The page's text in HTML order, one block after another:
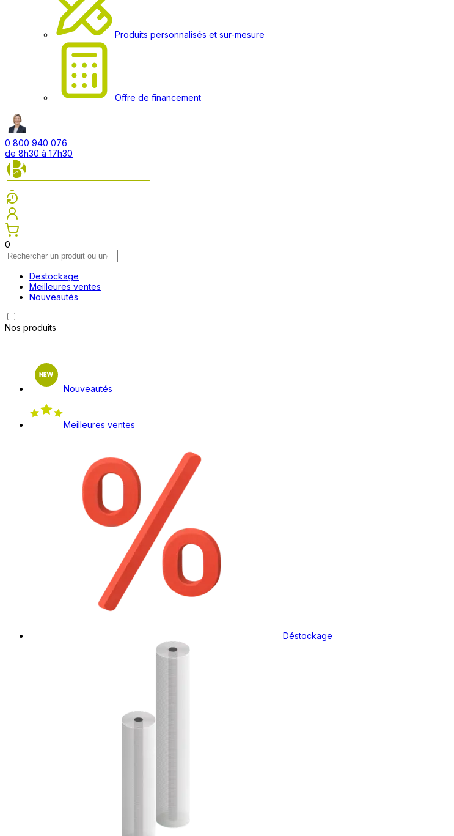
Produits personnalisés et sur-mesure
Offre de financement
0 800 940 076
de 8h30 à 17h30
0
Destockage
Meilleures ventes
Nouveautés
Nos produits
Nouveautés
Meilleures ventes
Déstockage